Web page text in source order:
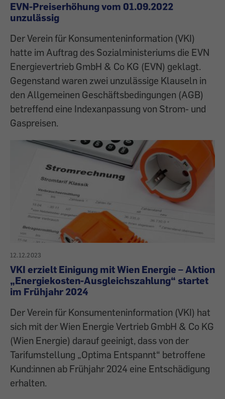
EVN-Preiserhöhung vom 01.09.2022
unzulässig
Der Verein für Konsumenteninformation (VKI)
hatte im Auftrag des Sozialministeriums die EVN
Energievertrieb GmbH & Co KG (EVN) geklagt.
Gegenstand waren zwei unzulässige Klauseln in
den Allgemeinen Geschäftsbedingungen (AGB)
betreffend eine Indexanpassung von Strom- und
Gaspreisen.
12.12.2023
VKI erzielt Einigung mit Wien Energie – Aktion
„Energiekosten-Ausgleichszahlung“ startet
im Frühjahr 2024
Der Verein für Konsumenteninformation (VKI) hat
sich mit der Wien Energie Vertrieb GmbH & Co KG
(Wien Energie) darauf geeinigt, dass von der
Tarifumstellung „Optima Entspannt“ betroffene
Kund:innen ab Frühjahr 2024 eine Entschädigung
erhalten.